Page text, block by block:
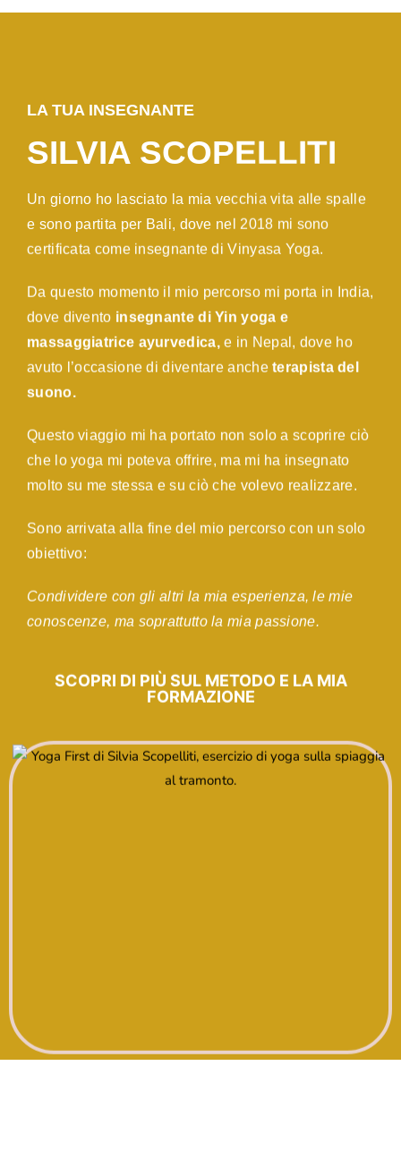
LA TUA INSEGNANTE
SILVIA SCOPELLITI
Un giorno ho lasciato la mia vecchia vita alle spalle
e sono partita per Bali, dove nel 2018 mi sono
certificata come insegnante di Vinyasa Yoga.
Da questo momento il mio percorso mi porta in India,
dove divento insegnante di Yin yoga e
massaggiatrice ayurvedica,
e in Nepal, dove ho
avuto l’occasione di diventare ancheterapista del
suono.
Questo viaggio mi ha portato non solo a scoprire ciò
che lo yoga mi poteva offrire, ma mi ha insegnato
molto su me stessa e su ciò che volevo realizzare.
Sono arrivata alla fine del mio percorso con un solo
obiettivo:
Condividere con gli altri la mia esperienza, le mie
conoscenze, ma soprattutto la mia passione
SCOPRI DI PIÙ SUL METODO E LA MIA
FORMAZIONE